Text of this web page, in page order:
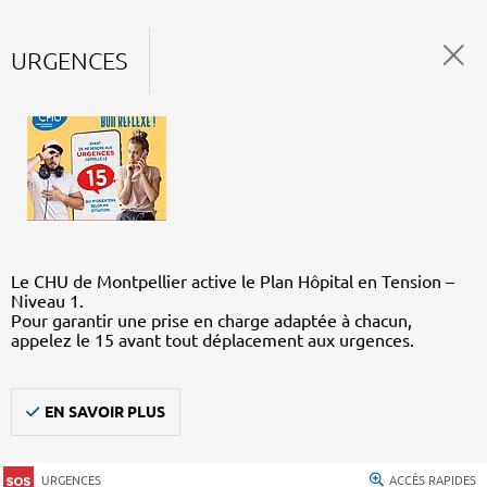
URGENCES
Le CHU de Montpellier active le Plan Hôpital en Tension –
Niveau 1.
Pour garantir une prise en charge adaptée à chacun,
appelez le 15 avant tout déplacement aux urgences.
EN SAVOIR PLUS
URGENCES ACCÈS RAPIDES